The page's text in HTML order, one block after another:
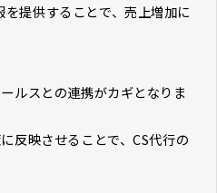
提供することで、売上増加に
ルスとの連携がカギとなりま
反映させることで、CS代行の